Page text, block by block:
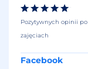
Pozytywnych opinii po
zajęciach
Facebook